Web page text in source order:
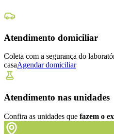
Atendimento domiciliar
Coleta com a segurança do
casaAgendar domiciliar
Atendimento nas unidades
Confira as unidades que fazem o